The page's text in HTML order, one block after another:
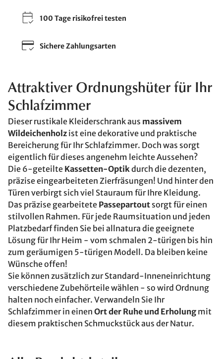
100 Tage risikofrei testen
Sichere Zahlungsarten
Attraktiver Ordnungshüter für Ihr
Schlafzimmer
Dieser rustikale Kleiderschrank aus massivem
Wildeichenholz ist eine dekorative und praktische
Bereicherung für Ihr Schlafzimmer. Doch was sorgt
eigentlich für dieses angenehm leichte Aussehen?
Die 6-geteilte Kassetten-Optikdurch die dezenten,
präzise eingearbeiteten Zierfräsungen! Und hinter den
Türen verbirgt sich viel Stauraum für Ihre Kleidung.
Das präzise gearbeitete Passepartout sorgt für einen
stilvollen Rahmen. Für jede Raumsituation und jeden
Platzbedarf finden Sie bei allnatura die geeignete
Lösung für Ihr Heim - vom schmalen 2-türigen bis hin
zum geräumigen 5-türigen Modell. Da bleiben keine
Wünsche offen!
Sie können zusätzlich zur Standard-Inneneinrichtung
verschiedene Zubehörteile wählen - so wird Ordnung
halten noch einfacher. Verwandeln Sie Ihr
Schlafzimmer in einen Ort der Ruhe und Erholung mit
diesem praktischen Schmuckstück aus der Natur.